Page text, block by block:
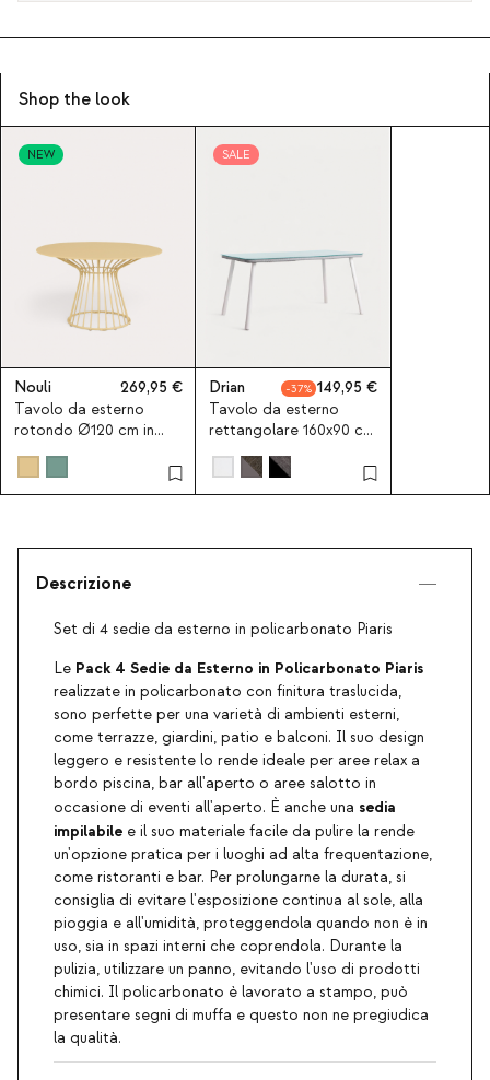
Shop the look
NEW
Nouli
269,95
Tavolo da esterno
rotondo Ø120 cm in
metallo Nouli
SALE
Drian 37
149,95
Tavolo da esterno
rettangolare 160x90 cm
in alluminio e vetro
Drian
Descrizione
Set di 4 sedie da esterno in policarbonato Piaris
Le Pack 4 Sedie da Esterno in Policarbonato Piaris
realizzate in policarbonato con finitura traslucida,
sono perfette per una varietà di ambienti esterni,
come terrazze, giardini, patio e balconi. Il suo design
leggero e resistente lo rende ideale per aree relax a
bordo piscina, bar all'aperto o aree salotto in
occasione di eventi all'aperto. È anche una sedia
impilabile e il suo materiale facile da pulire la rende
un'opzione pratica per i luoghi ad alta frequentazione,
come ristoranti e bar. Per prolungarne la durata, si
consiglia di evitare l'esposizione continua al sole, alla
pioggia e all'umidità, proteggendola quando non è in
uso, sia in spazi interni che coprendola. Durante la
pulizia, utilizzare un panno, evitando l'uso di prodotti
chimici. Il policarbonato è lavorato a stampo, può
presentare segni di muffa e questo non ne pregiudica
la qualità.